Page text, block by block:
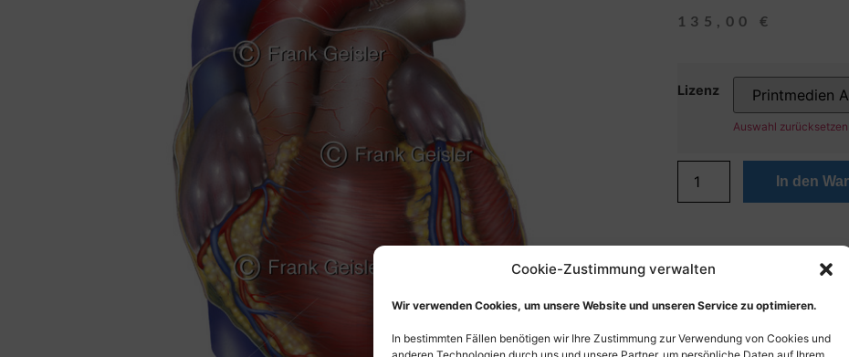
Cookie-Zustimmung verwalten
Wir verwenden Cookies, um unsere Website und unseren Service zu optimieren.
In bestimmten Fällen benötigen wir Ihre Zustimmung zur Verwendung von Cookies und
135,00 €
Lizenz
Auswahl zurücksetzen
In den